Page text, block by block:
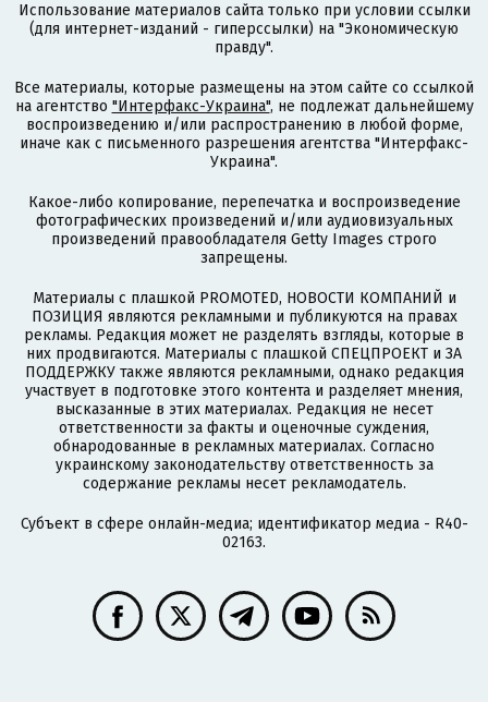
Использование материалов сайта только при условии ссылки
(для интернет-изданий - гиперссылки) на "Экономическую
правду".
Все материалы, которые размещены на этом сайте со ссылкой
на агентство "Интерфакс-Украина", не подлежат дальнейшему
воспроизведению и/или распространению в любой форме,
иначе как с письменного разрешения агентства "Интерфакс-
Украина".
Какое-либо копирование, перепечатка и воспроизведение
фотографических произведений и/или аудиовизуальных
произведений правообладателя Getty Images строго
запрещены.
Материалы с плашкой PROMOTED, НОВОСТИ КОМПАНИЙ и
ПОЗИЦИЯ являются рекламными и публикуются на правах
рекламы. Редакция может не разделять взгляды, которые в
них продвигаются. Материалы с плашкой СПЕЦПРОЕКТ и ЗА
ПОДДЕРЖКУ также являются рекламными, однако редакция
участвует в подготовке этого контента и разделяет мнения,
высказанные в этих материалах. Редакция не несет
ответственности за факты и оценочные суждения,
обнародованные в рекламных материалах. Согласно
украинскому законодательству ответственность за
содержание рекламы несет рекламодатель.
Субъект в сфере онлайн-медиа; идентификатор медиа - R40-
02163.